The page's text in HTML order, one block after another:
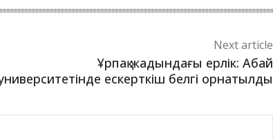
Next article
Ұрпақ жадындағы ерлік: Абай
ескерткіш белгі орнатылды